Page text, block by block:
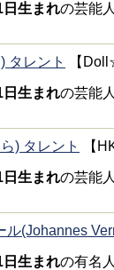
日生まれの芸能人
タレント 【
日生まれの芸能
) タレント 【
日生まれの芸能
ル(Johannes
日生まれの有名人